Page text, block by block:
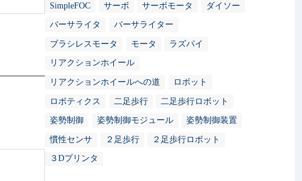
SimpleFOC サーボ サーボモータ ダイソー
バーサライタ バーサライター
ブラシレスモータ モータ ラズパイ
リアクションホイール
リアクションホイールへの道 ロボット
ロボティクス 二足歩行 二足歩行ロボット
姿勢制御 姿勢制御モジュール 姿勢制御装置
慣性センサ ２足歩行 ２足歩行ロボット
３Dプリンタ